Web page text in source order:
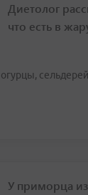
Диетолог
что есть в
У приморца